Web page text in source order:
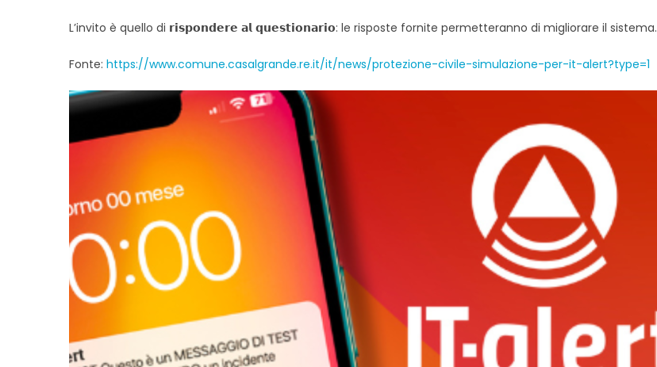
L’invito è quello di 𝗿𝗶𝘀𝗽𝗼𝗻𝗱𝗲𝗿𝗲 𝗮𝗹 𝗾𝘂𝗲𝘀𝘁𝗶𝗼𝗻𝗮𝗿𝗶𝗼: le risposte fornite permetteranno di migliorare il sistema.
Fonte: https://www.comune.casalgrande.re.it/it/news/protezione-civile-simulazione-per-it-alert?type=1